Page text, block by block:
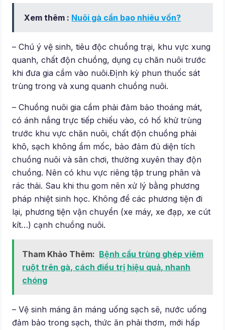
Xem thêm : Nuôi gà cần bao nhiêu vốn?
– Chú ý vệ sinh, tiêu độc chuồng trại, khu vực xung
quanh, chất độn chuồng, dụng cụ chăn nuôi trước
khi đưa gia cầm vào nuôi.Định kỳ phun thuốc sát
trùng trong và xung quanh chuồng nuôi.
– Chuồng nuôi gia cầm phải đảm bảo thoáng mát,
có ánh nắng trực tiếp chiếu vào, có hố khử trùng
trước khu vực chăn nuôi, chất độn chuồng phải
khô, sạch không ẩm mốc, bảo đảm đủ diện tích
chuồng nuôi và sân chơi, thường xuyên thay độn
chuồng. Nên có khu vực riêng tập trung phân và
rác thải. Sau khi thu gom nên xử lý bằng phương
pháp nhiệt sinh học. Không để các phương tiện đi
lại, phương tiện vận chuyển (xe máy, xe đạp, xe cút
kít…) cạnh chuồng nuôi.
Tham Khảo Thêm: Bệnh cầu trùng ghép viêm
ruột trên gà, cách điều trị hiệu quả, nhanh
chóng
– Vệ sinh máng ăn máng uống sạch sẽ, nước uống
đảm bảo trong sạch, thức ăn phải thơm, mới hấp